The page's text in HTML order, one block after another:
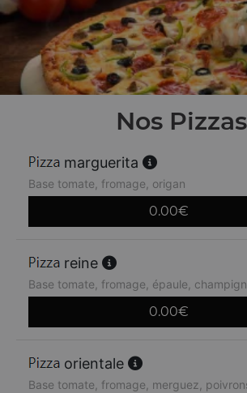
Nos Pizzas
marguerita
Base tomate, fromage, origan
0.00€
reine
Base tomate, fromage, épaule,
0.00€
orientale
Base tomate, fromage, merguez,